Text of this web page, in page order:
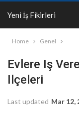
Yeni İş Fikirleri
Home Genel
Evlere Iş
Ilçeleri
Last updated Mar 12,